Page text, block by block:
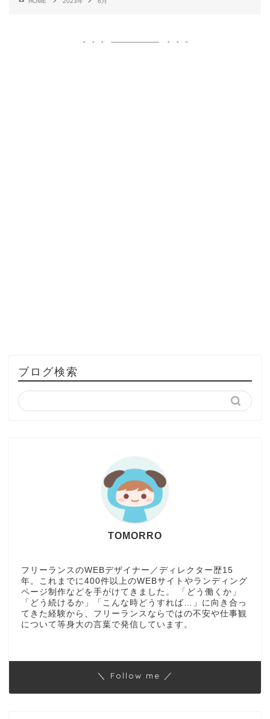
ブログ検索
TOMORRO
フリーランスのWEBデザイナー／ディレクター歴15
年。これまでに400件以上のWEBサイトやランディング
ページ制作などを手がけてきました。 「どう働くか」
「どう続けるか」「こんな時どうすれば…」に向き合っ
てきた経験から、フリーランスならではの不安や仕事観
について等身大の言葉で発信しています。
＼ Follow me ／